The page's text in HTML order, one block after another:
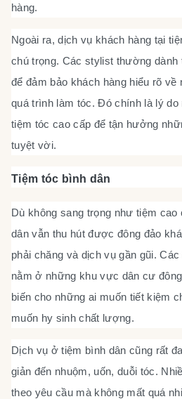
hàng.
Ngoài ra, dịch vụ khách hàng tại
chú trọng. Các stylist thường
để đảm bảo khách hàng hiểu rõ
quá trình làm tóc. Đó chính là lý
tiệm tóc cao cấp để tận hưởng
tuyệt vời.
Tiệm tóc bình dân
Dù không sang trọng như tiệm
dân vẫn thu hút được đông đảo
phải chăng và dịch vụ gần gũi.
nằm ở những khu vực dân cư
biến cho những ai muốn tiết kiệm
muốn hy sinh chất lượng.
Dịch vụ ở tiệm bình dân cũng rất
giản đến nhuộm, uốn, duỗi tóc.
theo yêu cầu mà không mất quá